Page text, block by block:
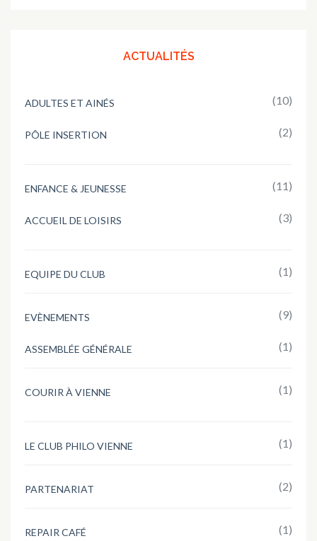
ACTUALITÉS
ADULTES ET AINÉS (10)
PÔLE INSERTION (2)
ENFANCE & JEUNESSE (11)
ACCUEIL DE LOISIRS (3)
EQUIPE DU CLUB (1)
EVÈNEMENTS (9)
ASSEMBLÉE GÉNÉRALE (1)
COURIR À VIENNE (1)
LE CLUB PHILO VIENNE (1)
PARTENARIAT (2)
REPAIR CAFÉ (1)